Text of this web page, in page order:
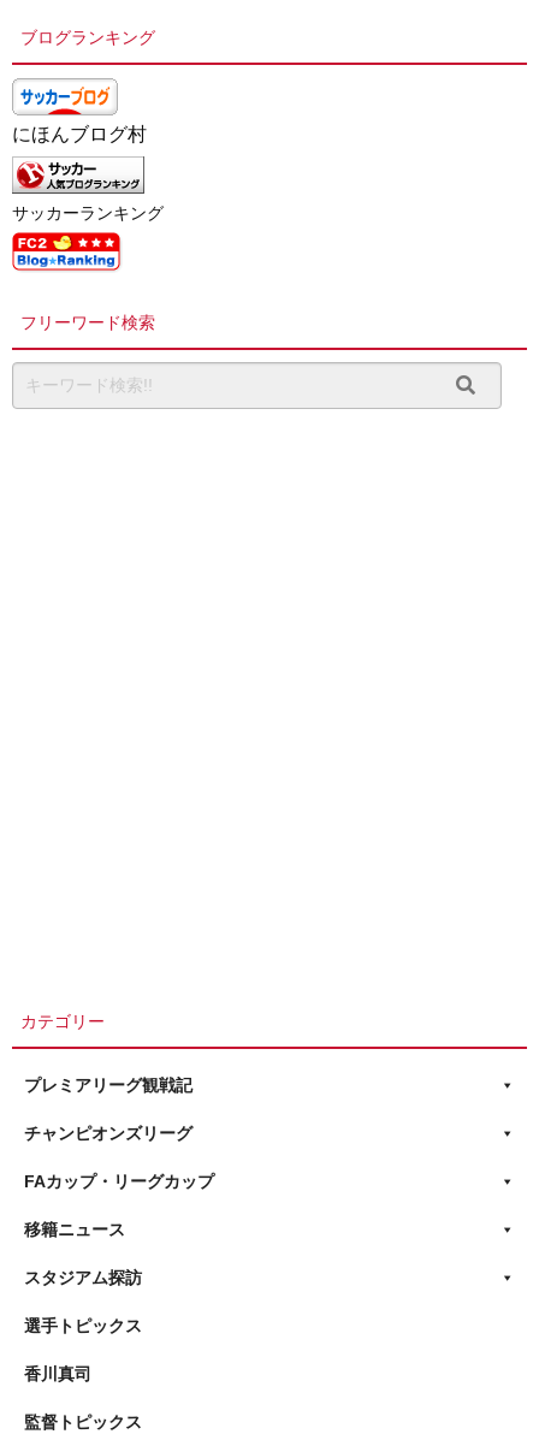
ブログランキング
にほんブログ村
サッカーランキング
フリーワード検索
カテゴリー
プレミアリーグ観戦記
チャンピオンズリーグ
FAカップ・リーグカップ
移籍ニュース
スタジアム探訪
選手トピックス
香川真司
監督トピックス